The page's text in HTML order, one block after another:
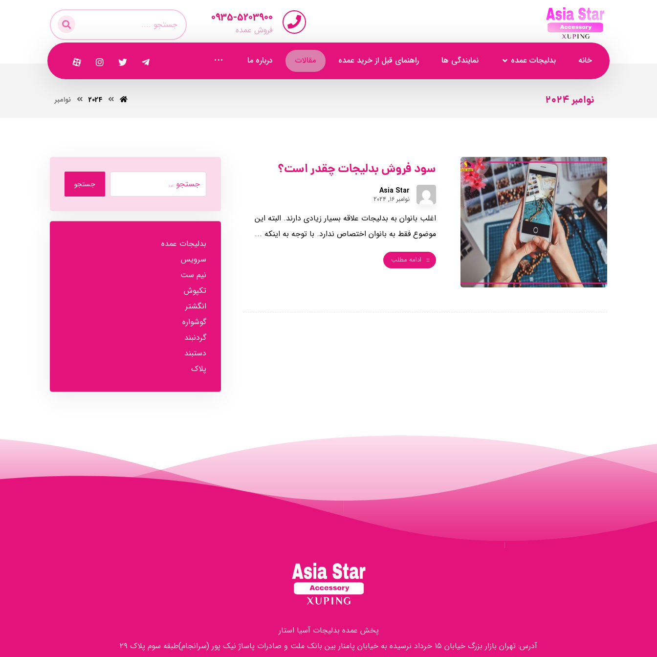
0935-5203900
فروش عمده
خانه بدلیجات عمده نمایندگی ها راهنمای قبل از خرید عمده مقالات درباره ما
نوامبر 2024 2024 نوامبر
سود فروش بدلیجات چقدر است؟
Asia Star
نوامبر ۱۶, ۲۰۲۴
اغلب بانوان به بدلیجات علاقه بسیار زیادی دارند. البته این
موضوع فقط به بانوان اختصاص ندارد. با توجه به اینکه ...
ادامه مطلب
جستجو
بدلیجات عمده
سرویس
نیم ست
تکپوش
انگشتر
گوشواره
گردنبند
دستبند
پلاک
پخش عمده بدلیجات آسیا استار
آدرس: تهران بازار بزرگ خیابان ۱۵ خرداد نرسیده به خیابان پامنار بین بانک ملت و صادرات پاساژ نیک پور (سرانجام)طبقه سوم پلاک ۲۹